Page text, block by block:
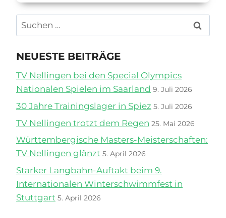
ANDEREN
ENDE
WELT
Suchen
nach:
NEUESTE BEITRÄGE
TV Nellingen bei den Special Olympics
Nationalen Spielen im Saarland 9. Juli 2026
30 Jahre Trainingslager in Spiez 5. Juli 2026
TV Nellingen trotzt dem Regen 25. Mai 2026
Württembergische Masters-Meisterschaften:
TV Nellingen glänzt 5. April 2026
Starker Langbahn-Auftakt beim 9.
Internationalen Winterschwimmfest in
Stuttgart 5. April 2026